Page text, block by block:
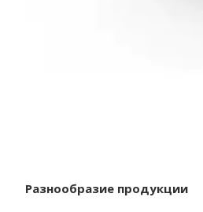
Разнообразие продукции